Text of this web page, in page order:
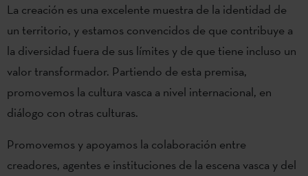
La creación es una excelente muestra de la identidad de
un territorio, y estamos convencidos de que contribuye a
la diversidad fuera de sus límites y de que tiene incluso un
valor transformador. Partiendo de esta premisa,
promovemos la cultura vasca a nivel internacional, en
diálogo con otras culturas.
Promovemos y apoyamos la colaboración entre
creadores, agentes e instituciones de la escena vasca y del